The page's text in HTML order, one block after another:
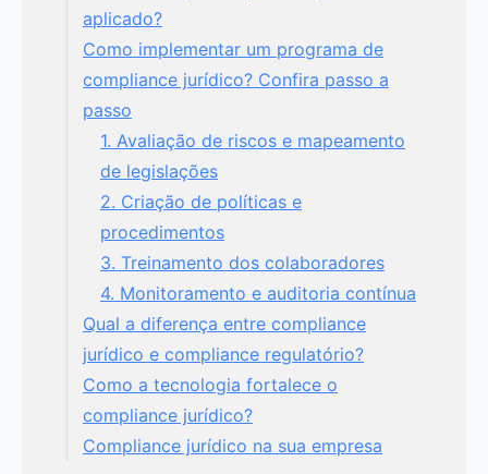
aplicado?
Como implementar um programa de
compliance jurídico? Confira passo a
passo
1. Avaliação de riscos e mapeamento
de legislações
2. Criação de políticas e
procedimentos
3. Treinamento dos colaboradores
4. Monitoramento e auditoria contínua
Qual a diferença entre compliance
jurídico e compliance regulatório?
Como a tecnologia fortalece o
compliance jurídico?
Compliance jurídico na sua empresa